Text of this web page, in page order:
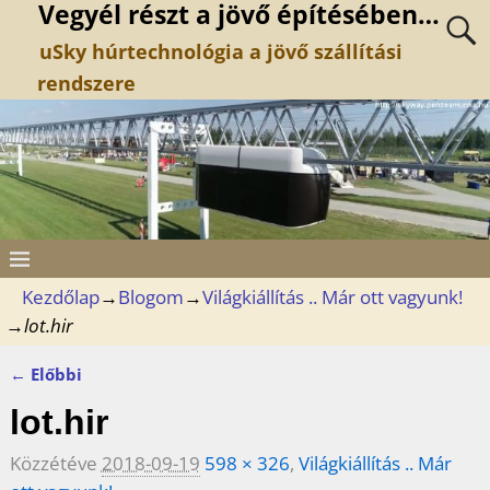
Vegyél részt a jövő építésében…
uSky húrtechnológia a jövő szállítási
rendszere
Kezdőlap→Blogom→Világkiállítás .. Már ott vagyunk!
→lot.hir
← Előbbi
lot.hir
Közzétéve 2018-09-19 598 × 326, Világkiállítás .. Már